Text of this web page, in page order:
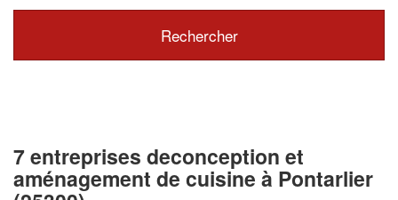
7 entreprises deconception et
aménagement de cuisine à Pontarlier